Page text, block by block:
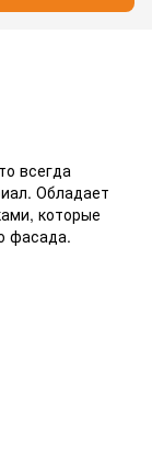
всегда
Обладает
которые
фасада.